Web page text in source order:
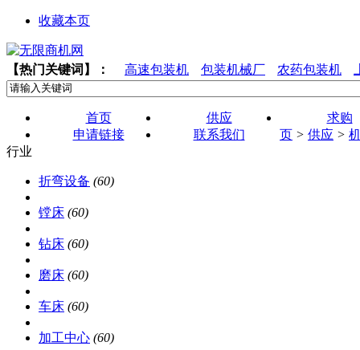
收藏本页
【热门关键词】： 高速包装机 包装机械厂 农药包装机
首页 供应
求购
申请链接
联系我们 页 > 供应 >
行业
折弯设备 (60)
镗床 (60)
钻床 (60)
磨床 (60)
车床 (60)
加工中心 (60)